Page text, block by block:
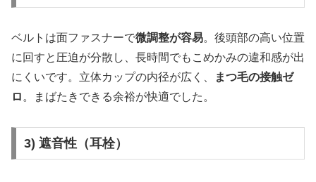
ベルトは面ファスナーで微調整が容易。後頭部の高い位置
に回すと圧迫が分散し、長時間でもこめかみの違和感が出
にくいです。立体カップの内径が広く、
まつ毛の接触ゼ
ロ 。まばたきできる余裕が快適でした。
3) 遮音性（耳栓）